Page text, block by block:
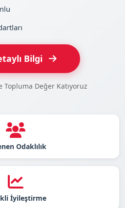
Bilgi
Topluma Değer Katıyoruz
Odaklılık
İyileştirme